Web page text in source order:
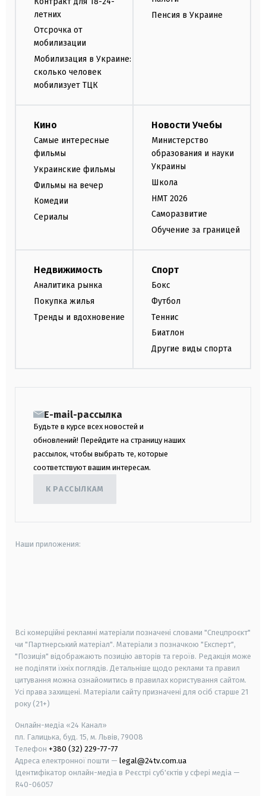
летних
Отсрочка от
мобилизации
Мобилизация в Украине:
сколько человек
мобилизует ТЦК
Пенсия в Украине
Кино
Самые интересные
фильмы
Украинские фильмы
Фильмы на вечер
Комедии
Сериалы
Новости Учебы
Министерство
образования и науки
Украины
Школа
НМТ 2026
Саморазвитие
Обучение за границей
Недвижимость
Аналитика рынка
Покупка жилья
Тренды и вдохновение
Спорт
Бокс
Футбол
Теннис
Биатлон
Другие виды спорта
E-mail-рассылка
Будьте в курсе всех новостей и
обновлений! Перейдите на страницу наших
рассылок, чтобы выбрать те, которые
соответствуют вашим интересам.
К РАССЫЛКАМ
Наши приложения:
Всі комерційні рекламні матеріали позначені словами "Спецпроєкт"
чи "Партнерський матеріал". Матеріали з позначкою "Експерт",
"Позиція" відображають позицію авторів та героїв. Редакція може
не поділяти їхніх поглядів. Детальніше щодо реклами та правил
цитування можна ознайомитись в правилах користування сайтом.
Усі права захищені. Матеріали сайту призначені для осіб старше 21
року (21+)
Онлайн-медіа «24 Канал»
пл. Галицька, буд. 15, м. Львів, 79008
Телефон +380 (32) 229-77-77
Адреса електронної пошти — legal@24tv.com.ua
Ідентифікатор онлайн-медіа в Реєстрі суб'єктів у сфері медіа —
R40-06057